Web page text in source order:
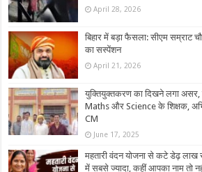
April 28, 2026
बिहार में बड़ा फैसला: सीएम सम्राट
का सस्पेंशन
April 21, 2026
युक्तियुक्तकरण का दिखने लगा असर,
Maths और Science के शिक्षक,
CM
June 17, 2025
महतारी वंदन योजना से कटे डेढ़ लाख
में सबसे ज्यादा, कहीं आपका नाम तो